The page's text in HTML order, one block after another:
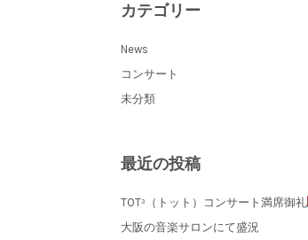
カテゴリー
News
コンサート
未分類
最近の投稿
TOT³（トット）コンサート満席御礼
大阪の音楽サロンにて盛況